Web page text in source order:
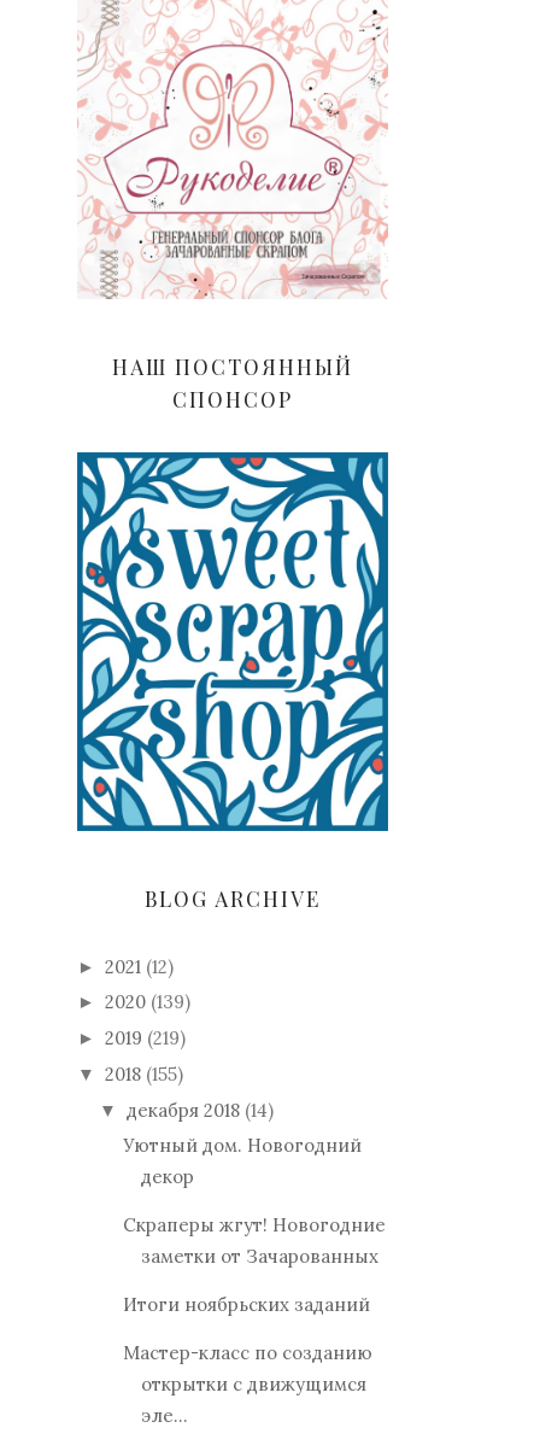
НАШ ПОСТОЯННЫЙ
СПОНСОР
BLOG ARCHIVE
► 2021 (12)
► 2020 (139)
► 2019 (219)
▼ 2018 (155)
▼ декабря 2018 (14)
Уютный дом. Новогодний
декор
Скраперы жгут! Новогодние
заметки от Зачарованных
Итоги ноябрьских заданий
Мастер-класс по созданию
открытки с движущимся
эле...